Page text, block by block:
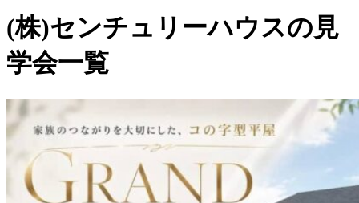
(株)センチュリーハウスの見
学会一覧